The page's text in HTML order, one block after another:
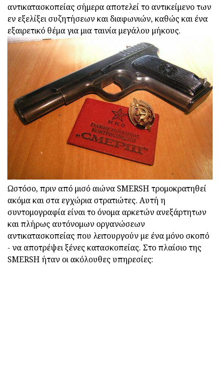
αντικατασκοπείας σήμερα αποτελεί το αντικείμενο των
εν εξελίξει συζητήσεων και διαφωνιών, καθώς και ένα
εξαιρετικό θέμα για μια ταινία μεγάλου μήκους.
Ωστόσο, πριν από μισό αιώνα SMERSH τρομοκρατηθεί
ακόμα και στα εγχώρια στρατιώτες. Αυτή η
συντομογραφία είναι το όνομα αρκετών ανεξάρτητων
και πλήρως αυτόνομων οργανώσεων
αντικατασκοπείας που λειτουργούν με ένα μόνο σκοπό
- να αποτρέψει ξένες κατασκοπείας. Στο πλαίσιο της
SMERSH ήταν οι ακόλουθες υπηρεσίες: